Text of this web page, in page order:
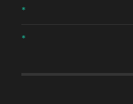
*
*